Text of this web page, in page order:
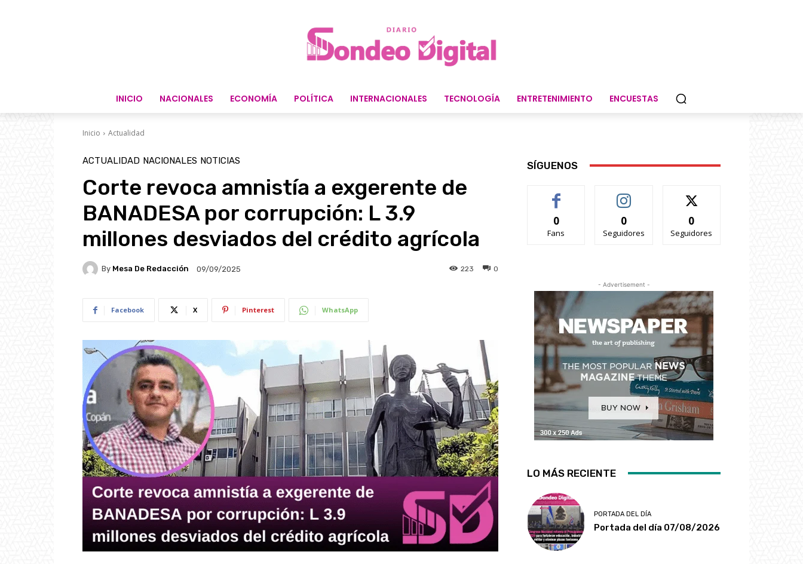
INICIO NACIONALES ECONOMÍA POLÍTICA INTERNACIONALES TECNOLOGÍA ENTRETENIMIENTO ENCUESTAS
Inicio Actualidad
ACTUALIDAD NACIONALES NOTICIAS
Corte revoca amnistía a exgerente de
BANADESA por corrupción: L 3.9
millones desviados del crédito agrícola
By Mesa De Redacción 09/09/2025 0
223
Facebook X Pinterest WhatsApp
SÍGUENOS
0
Fans
0
Seguidores
0
Seguidores
- Advertisement -
LO MÁS RECIENTE
PORTADA DEL DÍA
Portada del día 07/08/2026